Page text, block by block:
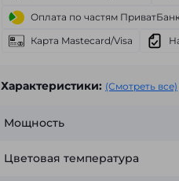
Оплата по частям
Карта Mastecard/Visa
Характеристики: (Смотреть все)
Мощность
Цветовая температура